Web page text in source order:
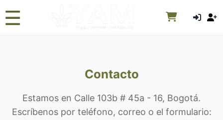
☰
Contacto
Estamos en Calle 103b # 45a - 16, Bogotá.
Escríbenos por teléfono, correo o el formulario: